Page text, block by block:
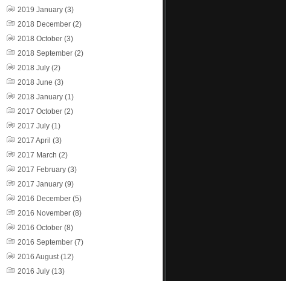
2019 January (3)
2018 December (2)
2018 October (3)
2018 September (2)
2018 July (2)
2018 June (3)
2018 January (1)
2017 October (2)
2017 July (1)
2017 April (3)
2017 March (2)
2017 February (3)
2017 January (9)
2016 December (5)
2016 November (8)
2016 October (8)
2016 September (7)
2016 August(12)
2016 July (13)